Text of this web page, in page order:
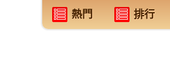
熱門 排行